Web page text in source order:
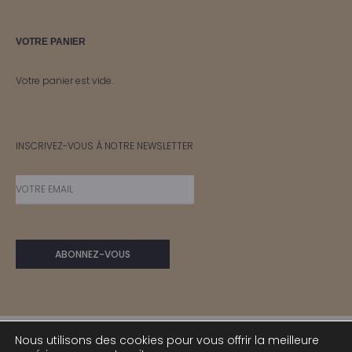
VOTRE PANIER
Votre panier est vide.
INSCRIVEZ-VOUS À NOTRE NEWSLETTER
Nous utilisons des cookies pour vous offrir la meilleure